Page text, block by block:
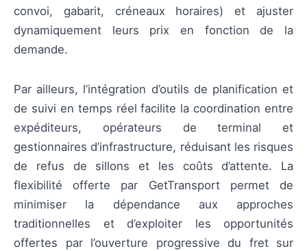
convoi, gabarit, créneaux horaires) et ajuster
dynamiquement leurs prix en fonction de la
demande.
Par ailleurs, l’intégration d’outils de planification et
de suivi en temps réel facilite la coordination entre
expéditeurs, opérateurs de terminal et
gestionnaires d’infrastructure, réduisant les risques
de refus de sillons et les coûts d’attente. La
flexibilité offerte par GetTransport permet de
minimiser la dépendance aux approches
traditionnelles et d’exploiter les opportunités
offertes par l’ouverture progressive du fret sur